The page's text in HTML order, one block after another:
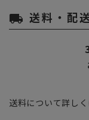
local_shipping 送料・配
送料について詳し